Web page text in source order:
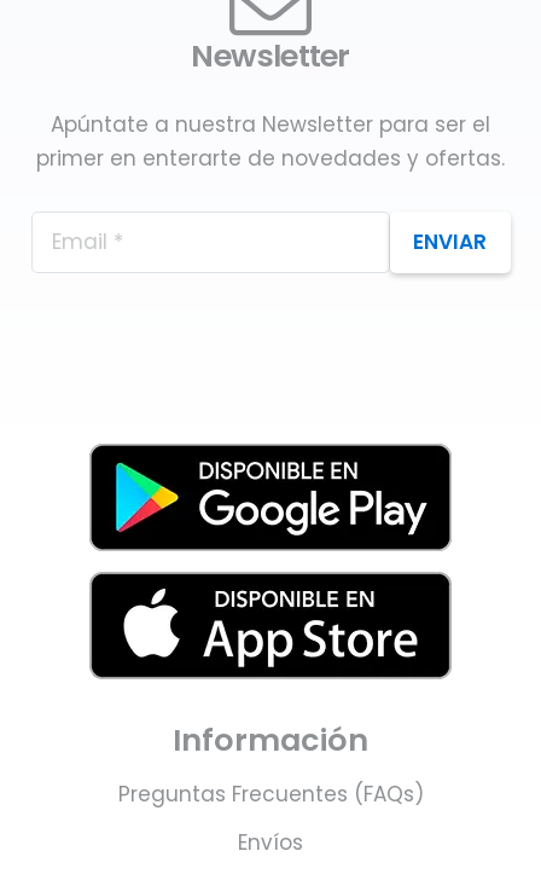
Newsletter
Apúntate a nuestra Newsletter para ser el
primer en enterarte de novedades y ofertas.
ENVIAR
Información
Preguntas Frecuentes (FAQs)
Envíos